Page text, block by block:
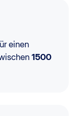
einen
1500